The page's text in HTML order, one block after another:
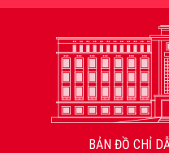
BẢN ĐỒ CHỈ